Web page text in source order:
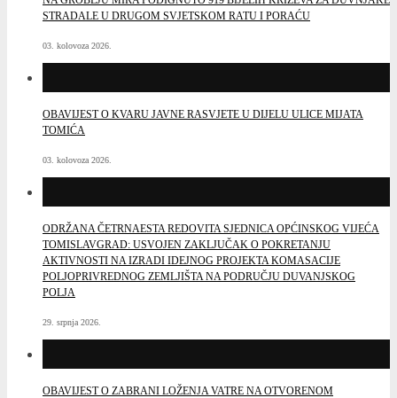
STRADALE U DRUGOM SVJETSKOM RATU I PORAĆU
03. kolovoza 2026.
OBAVIJEST O KVARU JAVNE RASVJETE U DIJELU ULICE MIJATA
TOMIĆA
03. kolovoza 2026.
ODRŽANA ČETRNAESTA REDOVITA SJEDNICA OPĆINSKOG VIJEĆA
TOMISLAVGRAD: USVOJEN ZAKLJUČAK O POKRETANJU
AKTIVNOSTI NA IZRADI IDEJNOG PROJEKTA KOMASACIJE
POLJOPRIVREDNOG ZEMLJIŠTA NA PODRUČJU DUVANJSKOG
POLJA
29. srpnja 2026.
OBAVIJEST O ZABRANI LOŽENJA VATRE NA OTVORENOM